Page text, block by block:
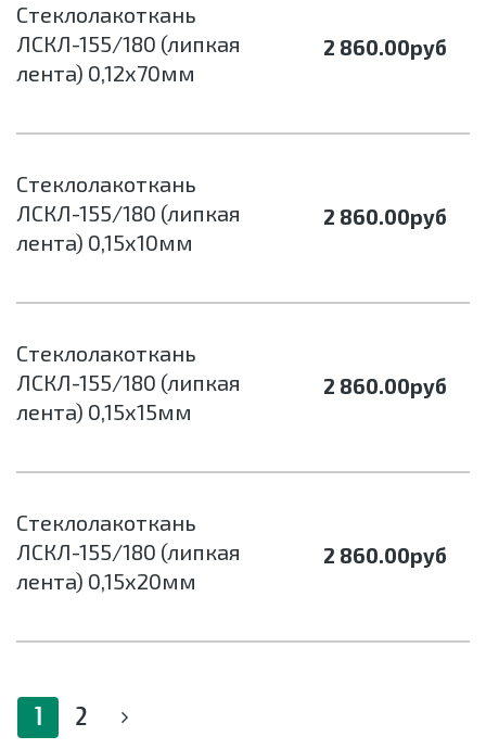
Стеклолакоткань
ЛСКЛ-155/180 (липкая
лента) 0,12х70мм
2 860.00руб
Стеклолакоткань
ЛСКЛ-155/180 (липкая
лента) 0,15х10мм
2 860.00руб
Стеклолакоткань
ЛСКЛ-155/180 (липкая
лента) 0,15х15мм
2 860.00руб
Стеклолакоткань
ЛСКЛ-155/180 (липкая
лента) 0,15х20мм
2 860.00руб
1 2